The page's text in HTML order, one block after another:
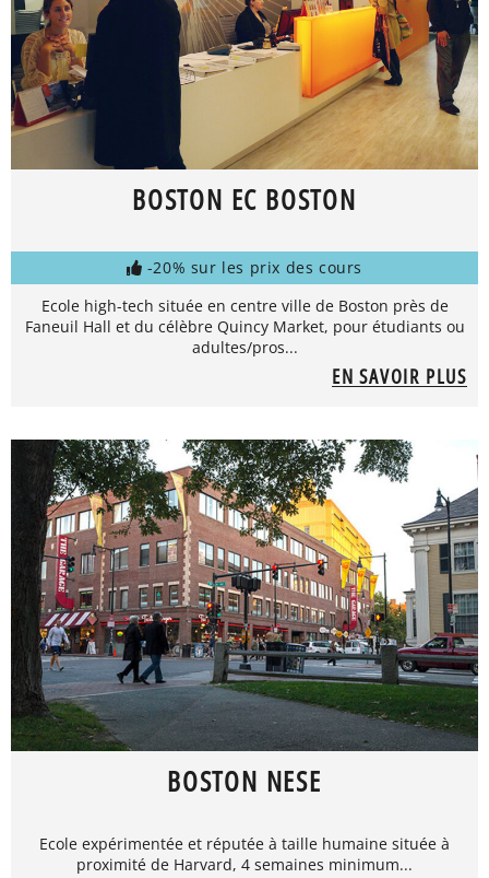
BOSTON EC BOSTON
-20% sur les prix des cours
Ecole high-tech située en centre ville de Boston près de
Faneuil Hall et du célèbre Quincy Market, pour étudiants ou
adultes/pros...
EN SAVOIR PLUS
BOSTON NESE
Ecole expérimentée et réputée à taille humaine située à
proximité de Harvard, 4 semaines minimum...